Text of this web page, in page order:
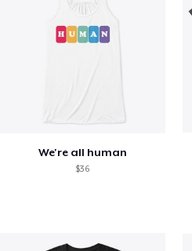
We're all human
$36